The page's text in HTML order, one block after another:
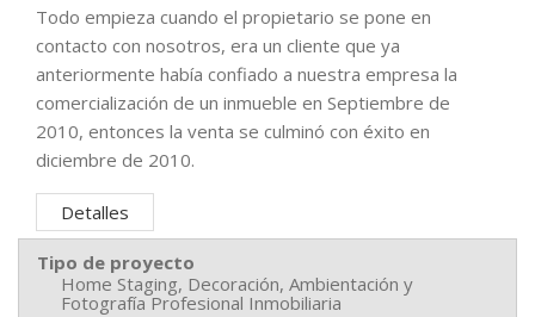
Todo empieza cuando el propietario se pone en
contacto con nosotros, era un cliente que ya
anteriormente había confiado a nuestra empresa la
comercialización de un inmueble en Septiembre de
2010, entonces la venta se culminó con éxito en
diciembre de 2010.
Detalles
Tipo de proyecto
Home Staging, Decoración, Ambientación y
Fotografía Profesional Inmobiliaria